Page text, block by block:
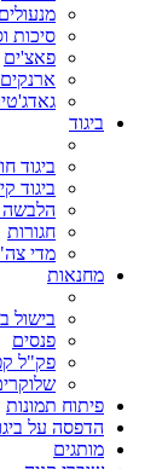
מנעולים
סיכות
פאצ'ים
ארנקים
ביגוד
ביגוד
ביגוד
הלבשה
חגורות
מדי
מחנאות
בישול
פנסים
פק"ל
פיתוח תמונות
הדפסה על
מותגים